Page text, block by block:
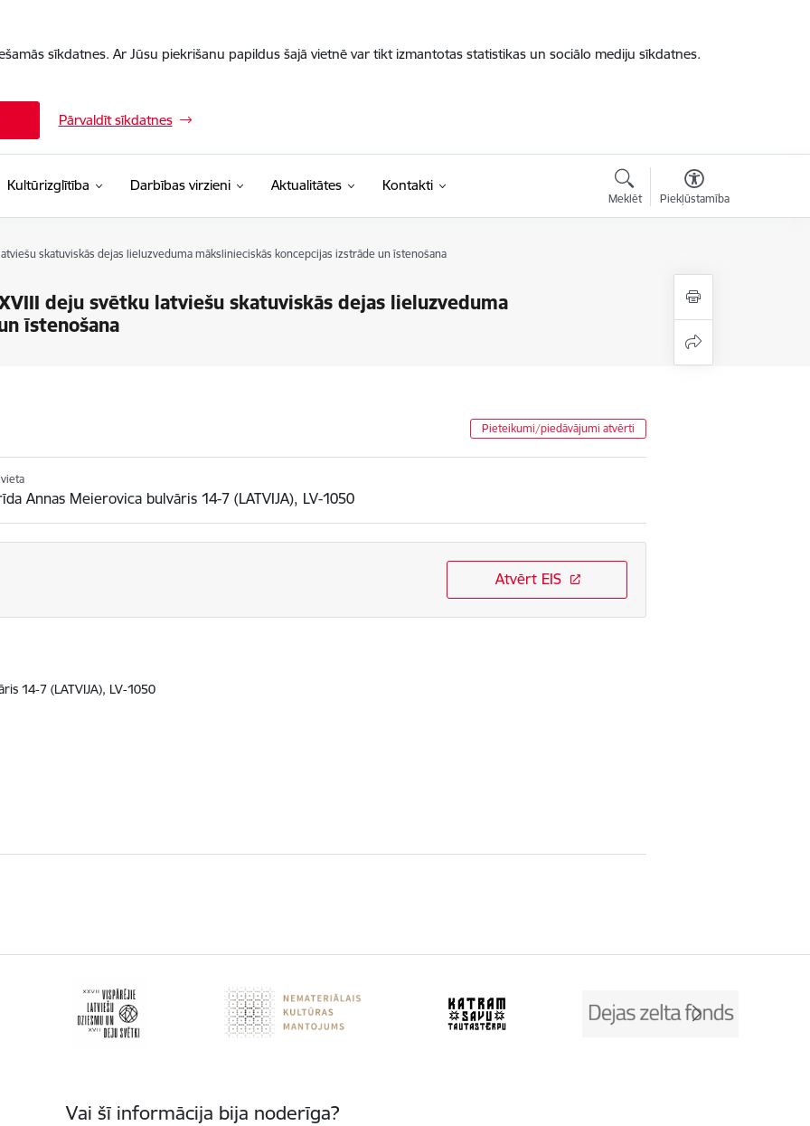
sīkdatnes. Ar Jūsu piekrišanu papildus šajā vietnē var tikt izmantotas statistikas un sociālo mediju sīkdatnes.
Pārvaldīt sīkdatnes
Kultūrizglītība Darbības virzieni Aktualitātes Kontakti
Meklēt Piekļūstamība
skatuviskās dejas lieluzveduma mākslinieciskās koncepcijas izstrāde un īstenošana
deju svētku latviešu skatuviskās dejas lieluzveduma
īstenošana
Pieteikumi/piedāvājumi atvērti
Annas Meierovica bulvāris 14-7 (LATVIJA), LV-1050
Atvērt EIS
14-7 (LATVIJA), LV-1050
Vai šī informācija bija noderīga?